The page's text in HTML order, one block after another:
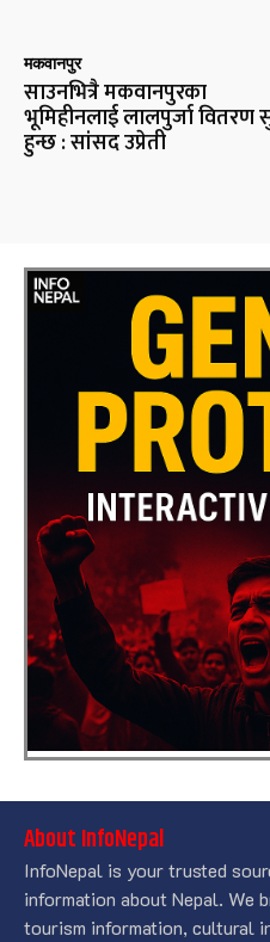
मकवानपुर
साउनभित्रै मकवानपुरका
भूमिहीनलाई लालपुर्जा वितरण
हुन्छ : सांसद उप्रेती
About InfoNepal
InfoNepal is your trusted
information about Nepal. We
tourism information, cultural